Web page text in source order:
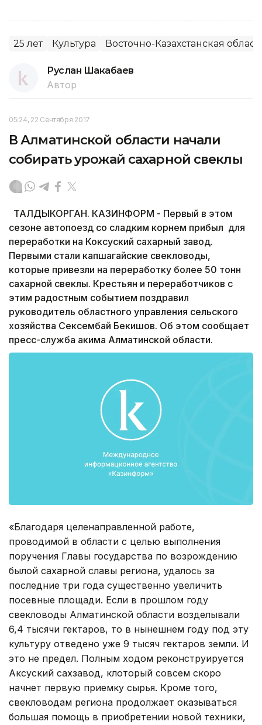
25 лет Культура Восточно-Казахстанская
Руслан Шакабаев
Автор
05:24, 22 Сентября 2017
В Алматинской области начали
собирать урожай сахарной свеклы
ТАЛДЫКОРГАН. КАЗИНФОРМ - Первый в этом
сезоне автопоезд со сладким корнем прибыл для
переработки на Коксуский сахарный завод.
Первыми стали капшагайские свекловоды,
которые привезли на переработку более 50 тонн
сахарной свеклы. Крестьян и переработчиков с
этим радостным событием поздравил
руководитель областного управления сельского
хозяйства Сексембай Бекишов. Об этом сообщает
пресс-служба акима Алматинской области.
«Благодаря целенаправленной работе,
проводимой в области с целью выполнения
поручения Главы государства по возрождению
былой сахарной славы региона, удалось за
последние три года существенно увеличить
посевные площади. Если в прошлом году
свекловоды Алматинской области возделывали
6,4 тысячи гектаров, то в нынешнем году под эту
культуру отведено уже 9 тысяч гектаров земли. И
это не предел. Полным ходом реконструируется
Аксуский сахзавод, клоторый совсем скоро
начнет первую приемку сырья. Кроме того,
свекловодам региона продолжает оказываться
большая помощь в приобретении новой техники,